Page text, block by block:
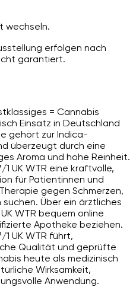
wechseln.
erfolgen nach
garantiert.
= Cannabis
Einsatz in Deutschland
gehört zur Indica-
überzeugt durch eine
Aroma und hohe Reinheit.
UK WTR eine kraftvolle,
für Patientinnen und
gegen Schmerzen,
Über ein ärztliches
WTR bequem online
Apotheke beziehen.
UK WTR führt,
Qualität und geprüfte
heute als medizinisch
Wirksamkeit,
Anwendung.